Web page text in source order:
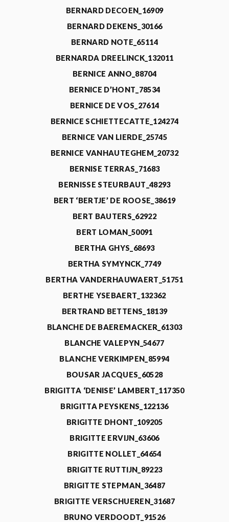
BERNARD DECOEN_16909
BERNARD DEKENS_30166
BERNARD NOTE_65114
BERNARDA DREELINCK_132011
BERNICE ANNO_88704
BERNICE D’HONT_78534
BERNICE DE VOS_27614
BERNICE SCHIETTECATTE_124274
BERNICE VAN LIERDE_25745
BERNICE VANHAUTEGHEM_20732
BERNISE TERRAS_71683
BERNISSE STEURBAUT_48293
BERT ‘BERTJE’ DE ROOSE_38619
BERT BAUTERS_62922
BERT LOMAN_50091
BERTHA GHYS_68693
BERTHA SYMYNCK_7749
BERTHA VANDERHAUWAERT_51751
BERTHE YSEBAERT_132362
BERTRAND BETTENS_18139
BLANCHE DE BAEREMACKER_61303
BLANCHE VALEPYN_54677
BLANCHE VERKIMPEN_85994
BOUSAR JACQUES_60528
BRIGITTA ‘DENISE’ LAMBERT_117350
BRIGITTA PEYSKENS_122136
BRIGITTE DHONT_109205
BRIGITTE ERVIJN_63606
BRIGITTE NOLLET_64654
BRIGITTE RUTTIJN_89223
BRIGITTE STEPMAN_36487
BRIGITTE VERSCHUEREN_31687
BRUNO VERDOODT_91526